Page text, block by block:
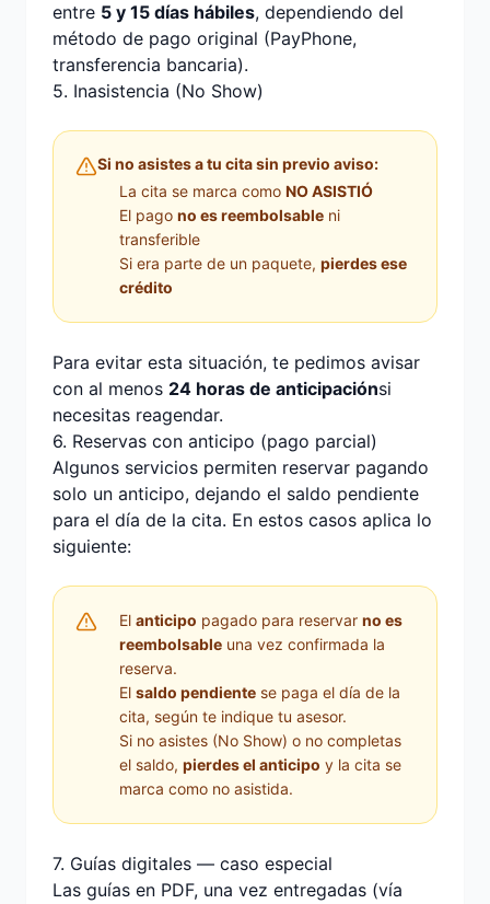
entre 5 y 15 días hábiles, dependiendo del
método de pago original (PayPhone,
transferencia bancaria).
5. Inasistencia (No Show)
Si no asistes a tu cita sin previo aviso:
La cita se marca como NO ASISTIÓ
El pago no es reembolsable ni
transferible
Si era parte de un paquete, pierdes ese
crédito
Para evitar esta situación, te pedimos avisar
con al menos 24 horas de anticipaciónsi
necesitas reagendar.
6. Reservas con anticipo (pago parcial)
Algunos servicios permiten reservar pagando
solo un anticipo, dejando el saldo pendiente
para el día de la cita. En estos casos aplica lo
siguiente:
El anticipo pagado para reservar no es
reembolsable una vez confirmada la
reserva.
El saldo pendiente se paga el día de la
cita, según te indique tu asesor.
Si no asistes (No Show) o no completas
el saldo, pierdes el anticipo y la cita se
marca como no asistida.
7. Guías digitales — caso especial
Las guías en PDF, una vez entregadas (vía